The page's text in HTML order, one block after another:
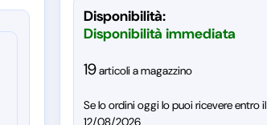
Disponibilità:
Disponibilità immediata
19articoli a magazzino
Se lo ordini oggi lo puoi ricevere entro il
12/08/2026